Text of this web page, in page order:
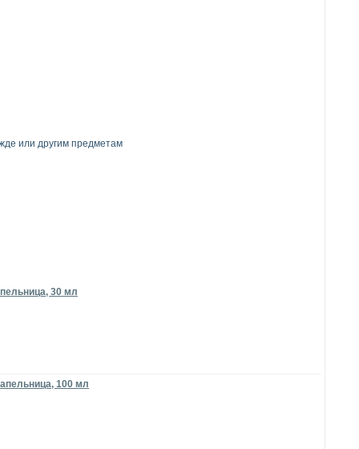
или другим предметам
30 мл
100 мл